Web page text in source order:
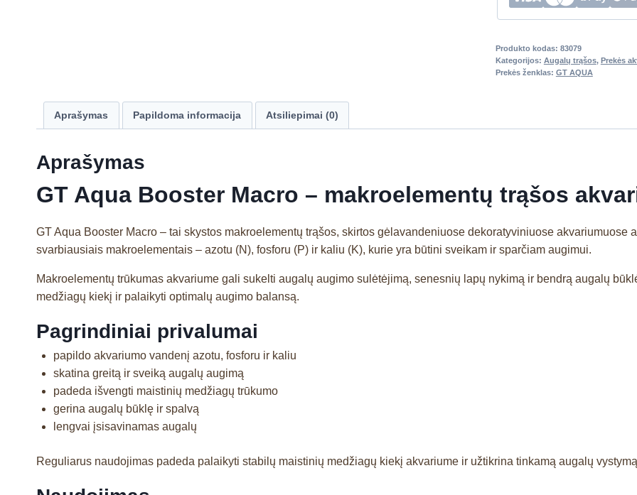
Produkto kodas: 83079
Kategorijos: Augalų trąšos, Prekės
Prekės ženklas: GT AQUA
Aprašymas Papildoma informacija Atsiliepimai (0)
Aprašymas
GT Aqua Booster Macro – makroelementų trąšos
GT Aqua Booster Macro – tai skystos makroelementų trąšos, skirtos gėlavandeniuose dekoratyviniuose
svarbiausiais makroelementais – azotu (N), fosforu (P) ir kaliu (K), kurie yra būtini sveikam ir sparčiam augimui.
Makroelementų trūkumas akvariume gali sukelti augalų augimo sulėtėjimą, senesnių lapų nykimą ir bendrą augalų
medžiagų kiekį ir palaikyti optimalų augimo balansą.
Pagrindiniai privalumai
papildo akvariumo vandenį azotu, fosforu ir kaliu
skatina greitą ir sveiką augalų augimą
padeda išvengti maistinių medžiagų trūkumo
gerina augalų būklę ir spalvą
lengvai įsisavinamas augalų
Reguliarus naudojimas padeda palaikyti stabilų maistinių medžiagų kiekį akvariume ir užtikrina tinkamą augalų